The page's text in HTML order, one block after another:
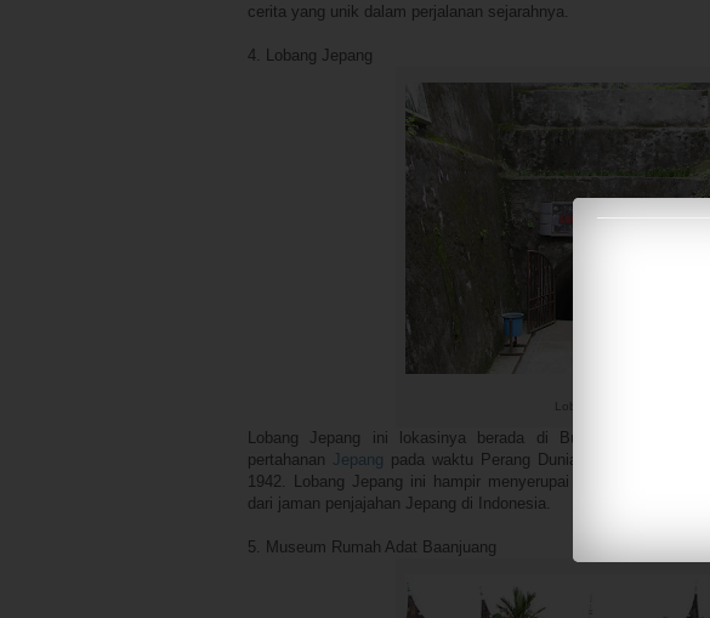
cerita yang unik dalam perjalanan sejarahnya.
4. Lobang Jepang
Lobang Jepang
Lobang Jepang ini lokasinya berada di Bukit Sianok
pertahanan
Jepang pada waktu Perang Dunia II dan ketika
1942. Lobang Jepang ini hampir menyerupai seperti gua,
dari jaman penjajahan Jepang di Indonesia.
5. Museum Rumah Adat Baanjuang